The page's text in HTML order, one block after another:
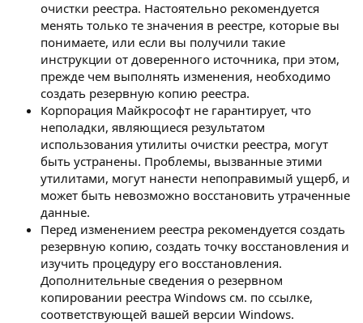
очистки реестра. Настоятельно рекомендуется
менять только те значения в реестре, которые вы
понимаете, или если вы получили такие
инструкции от доверенного источника, при этом,
прежде чем выполнять изменения, необходимо
создать резервную копию реестра.
Корпорация Майкрософт не гарантирует, что
неполадки, являющиеся результатом
использования утилиты очистки реестра, могут
быть устранены. Проблемы, вызванные этими
утилитами, могут нанести непоправимый ущерб, и
может быть невозможно восстановить утраченные
данные.
Перед изменением реестра рекомендуется создать
резервную копию, создать точку восстановления и
изучить процедуру его восстановления.
Дополнительные сведения о резервном
копировании реестра Windows см. по ссылке,
соответствующей вашей версии Windows.